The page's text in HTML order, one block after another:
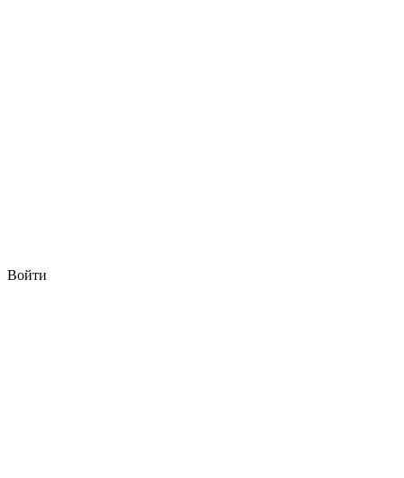
Войти